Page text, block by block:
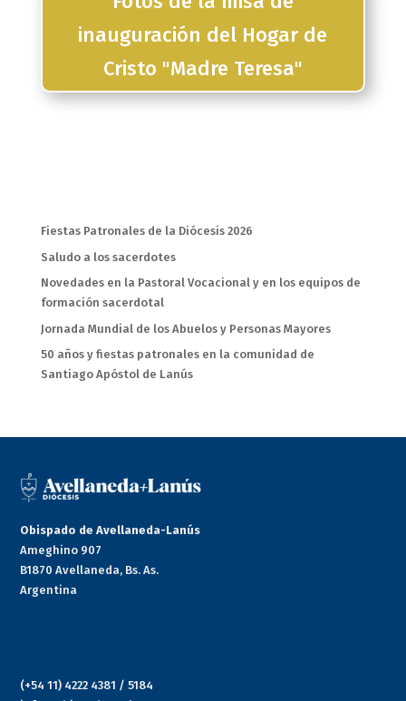
inauguración del Hogar de
Cristo "Madre Teresa"
Fiestas Patronales de la Diócesis 2026
Saludo a los sacerdotes
Novedades en la Pastoral Vocacional y en los equipos de
formación sacerdotal
Jornada Mundial de los Abuelos y Personas Mayores
50 años y fiestas patronales en la comunidad de
Santiago Apóstol de Lanús
Obispado de Avellaneda-Lanús
Ameghino 907
B1870 Avellaneda, Bs. As.
Argentina
(+54 11) 4222 4381 / 5184